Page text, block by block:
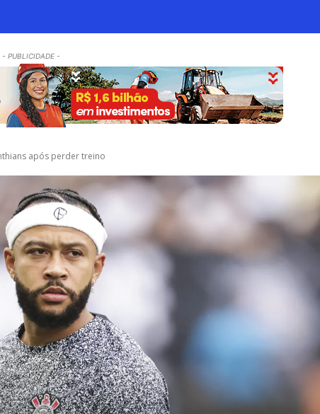
- PUBLICIDADE -
após perder treino